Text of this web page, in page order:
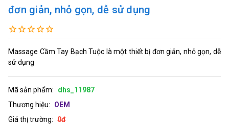
đơn giản, nhỏ gọn, dễ sử dụng
Massage Cầm Tay Bạch Tuộc là một thiết bị đơn giản, nhỏ gọn, dễ
sử dụng
Mã sản phẩm:
dhs_11987
Thương hiệu:
OEM
Giá thị trường: 0đ